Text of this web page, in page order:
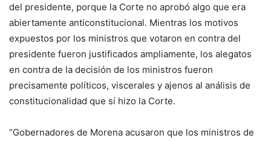
del presidente, porque la Corte no aprobó algo que era
abiertamente anticonstitucional. Mientras los motivos
expuestos por los ministros que votaron en contra del
presidente fueron justificados ampliamente, los alegatos
en contra de la decisión de los ministros fueron
precisamente políticos, viscerales y ajenos al análisis de
constitucionalidad que sí hizo la Corte.
“Gobernadores de Morena acusaron que los ministros de